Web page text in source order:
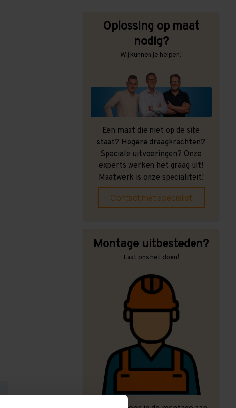
Oplossing op maat
nodig?
Wij kunnen je helpen!
Een maat die niet op de site
staat? Hogere draagkrachten?
Speciale uitvoeringen? Onze
experts werken het graag uit!
Maatwerk is onze specialiteit!
Contact met specialist
Montage uitbesteden?
Laat ons het doen!